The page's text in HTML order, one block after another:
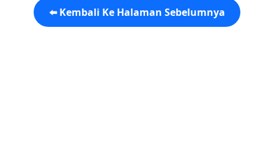
⬅️ Kembali Ke Halaman Sebelumnya